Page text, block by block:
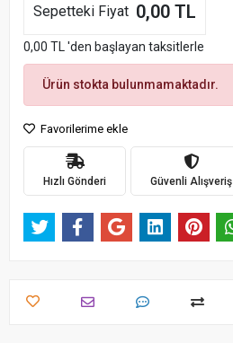
Sepetteki Fiyat 0,00 TL
0,00 TL 'den başlayan taksitlerle
Ürün stokta bulunmamaktadır.
Favorilerime ekle
Hızlı Gönderi Güvenli Alışveriş